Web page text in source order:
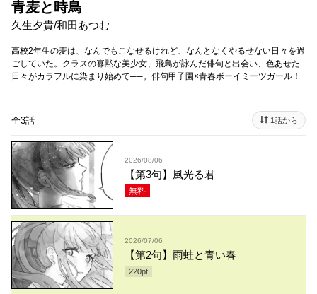
青麦と時鳥
久生夕貴/和田あつむ
高校2年生の麦は、なんでもこなせるけれど、なんとなくやるせない日々を過
ごしていた。クラスの寡黙な美少女、飛鳥が詠んだ俳句と出会い、色あせた
日々がカラフルに染まり始めて──。俳句甲子園×青春ボーイミーツガール！
全3話 1話から
2026/08/06
【第3句】風光る君
無料
2026/07/06
【第2句】雨蛙と青い春
220pt